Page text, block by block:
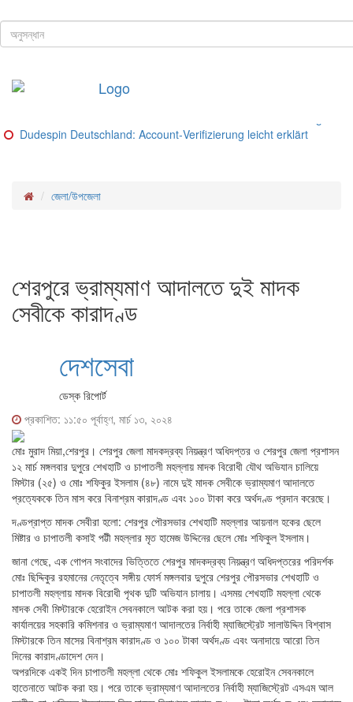
শিরোনাম
Glorion Casino – Schritte und Methoden für deutsche Spieler
Dudespin Deutschland: Account‑Verifizierung leicht erklärt
জেলা/উপজেলা
শেরপুরে ভ্রাম্যমাণ আদালতে দুই মাদক
সেবীকে কারাদণ্ড
দেশসেবা
ডেস্ক রিপোর্ট
প্রকাশিত: ১১:৫০ পূর্বাহ্ণ, মার্চ ১৩, ২০২৪
মোঃ মুরাদ মিয়া,শেরপুর। শেরপুর জেলা মাদকদ্রব্য নিয়ন্ত্রণ অধিদপ্তর ও শেরপুর জেলা প্রশাসন
১২ মার্চ মঙ্গলবার দুপুরে শেখহাটি ও চাপাতলী মহল্লায় মাদক বিরোধী যৌথ অভিযান চালিয়ে
মিস্টার (২৫) ও মোঃ শফিকুর ইসলাম (৪৮) নামে দুই মাদক সেবীকে ভ্রাম্যমাণ আদালতে
প্রত্যেককে তিন মাস করে বিনাশ্রম কারাদণ্ড এবং ১০০ টাকা করে অর্থদণ্ড প্রদান করেছে।
দণ্ডপ্রাপ্ত মাদক সেবীরা হলো: শেরপুর পৌরসভার শেখহাটি মহল্লার আয়নাল হকের ছেলে
মিষ্টার ও চাপাতলী কসাই পট্টী মহল্লার মৃত হামেজ উদ্দিনের ছেলে মোঃ শফিকুল ইসলাম।
জানা গেছে, এক গোপন সংবাদের ভিত্তিতে শেরপুর মাদকদ্রব্য নিয়ন্ত্রণ অধিদপ্তরের পরিদর্শক
মোঃ ছিদ্দিকুর রহমানের নেতৃত্বে সঙ্গীয় ফোর্স মঙ্গলবার দুপুরে শেরপুর পৌরসভার শেখহাটি ও
চাপাতলী মহল্লায় মাদক বিরোধী পৃথক দুটি অভিযান চালায়। এসময় শেখহাটি মহল্লা থেকে
মাদক সেবী মিস্টারকে হেরোইন সেবনকালে আটক করা হয়। পরে তাকে জেলা প্রশাসক
কার্যালয়ের সহকারি কমিশনার ও ভ্রাম্যমাণ আদালতের নির্বাহী ম্যাজিস্ট্রেট সালাউদ্দিন বিশ্বাস
মিস্টারকে তিন মাসের বিনাশ্রম কারাদণ্ড ও ১০০ টাকা অর্থদণ্ড এবং অনাদায়ে আরো তিন
দিনের কারাদণ্ডাদেশ দেন।
অপরদিকে একই দিন চাপাতলী মহল্লা থেকে মোঃ শফিকুল ইসলামকে হেরোইন সেবনকালে
হাতেনাতে আটক করা হয়। পরে তাকে ভ্রাম্যমাণ আদালতের নির্বাহী ম্যাজিস্ট্রেট এসএম আল